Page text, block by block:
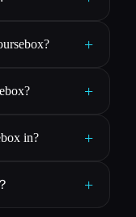
+
+
in? +
+